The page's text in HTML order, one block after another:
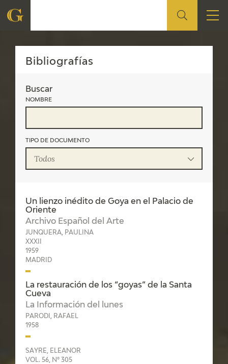
FOUNDATION
EXPOSICIONES
ACTIVIDADES
ACTUALIDAD
Bibliografías
Buscar
NOMBRE
TIPO DE DOCUMENTO
Todos
Un lienzo inédito de Goya en el Palacio de
Oriente
Archivo Español del Arte
JUNQUERA, PAULINA
XXXII
1959
MADRID
La restauración de los “goyas” de la Santa
Cueva
La Información del lunes
PARODI, RAFAEL
1958
SAYRE, ELEANOR
VOL. 56, Nº 305
FRANCISCO DE GOYA